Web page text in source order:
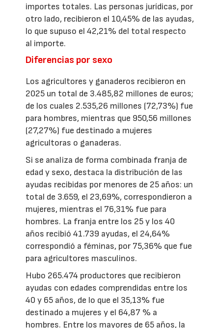
importes totales. Las personas jurídicas, por
otro lado, recibieron el 10,45% de las ayudas,
lo que supuso el 42,21% del total respecto
al importe.
Diferencias por sexo
Los agricultores y ganaderos recibieron en
2025 un total de 3.485,82 millones de euros;
de los cuales 2.535,26 millones (72,73%) fue
para hombres, mientras que 950,56 millones
(27,27%) fue destinado a mujeres
agricultoras o ganaderas.
Si se analiza de forma combinada franja de
edad y sexo, destaca la distribución de las
ayudas recibidas por menores de 25 años: un
total de 3.659, el 23,69%, correspondieron a
mujeres, mientras el 76,31% fue para
hombres. La franja entre los 25 y los 40
años recibió 41.739 ayudas, el 24,64%
correspondió a féminas, por 75,36% que fue
para agricultores masculinos.
Hubo 265.474 productores que recibieron
ayudas con edades comprendidas entre los
40 y 65 años, de lo que el 35,13% fue
destinado a mujeres y el 64,87 % a
hombres. Entre los mayores de 65 años, la